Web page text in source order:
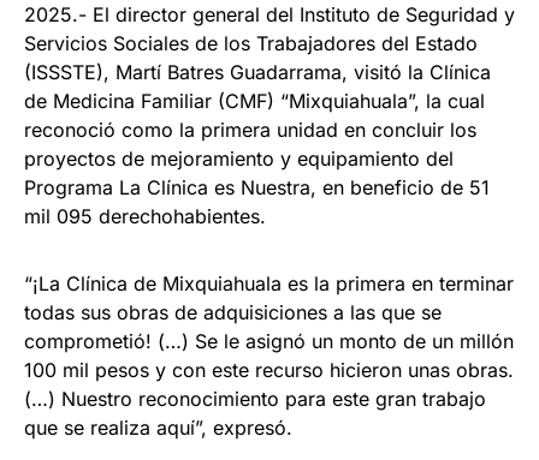
2025.- El director general del Instituto de Seguridad y
Servicios Sociales de los Trabajadores del Estado
(ISSSTE), Martí Batres Guadarrama, visitó la Clínica
de Medicina Familiar (CMF) “Mixquiahuala”, la cual
reconoció como la primera unidad en concluir los
proyectos de mejoramiento y equipamiento del
Programa La Clínica es Nuestra, en beneficio de 51
mil 095 derechohabientes.
“¡La Clínica de Mixquiahuala es la primera en terminar
todas sus obras de adquisiciones a las que se
comprometió! (…) Se le asignó un monto de un millón
100 mil pesos y con este recurso hicieron unas obras.
(…) Nuestro reconocimiento para este gran trabajo
que se realiza aquí”, expresó.